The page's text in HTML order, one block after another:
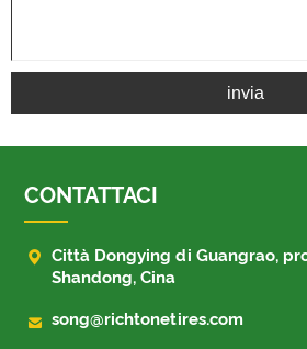
invia
CONTATTACI
 Città Dongying di Guangrao,
Shandong, Cina
 song@richtonetires.com